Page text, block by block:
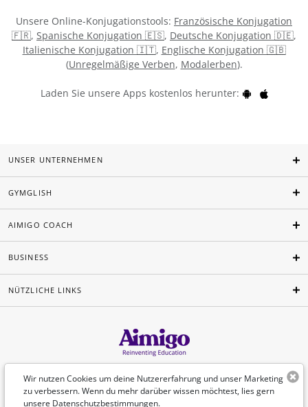
Unsere Online-Konjugationstools: Französische Konjugation
🇫🇷, Spanische Konjugation 🇪🇸, Deutsche Konjugation 🇩🇪,
Italienische Konjugation 🇮🇹, Englische Konjugation 🇬🇧
(Unregelmäßige Verben, Modalerben).
Laden Sie unsere Apps kostenlos herunter:
Wir nutzen Cookies um deine Nutzererfahrung und unser Marketing
zu verbessern. Wenn du mehr darüber wissen möchtest, lies gern
unsere Datenschutzbestimmungen.
UNSER UNTERNEHMEN
GYMGLISH
AIMIGO COACH
BUSINESS
NÜTZLICHE LINKS
Deutsch